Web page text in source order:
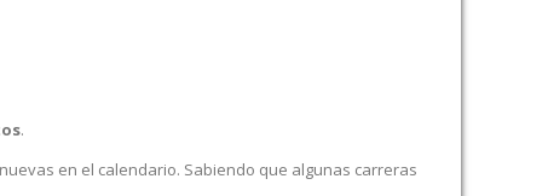
.
en el calendario. Sabiendo que algunas carreras